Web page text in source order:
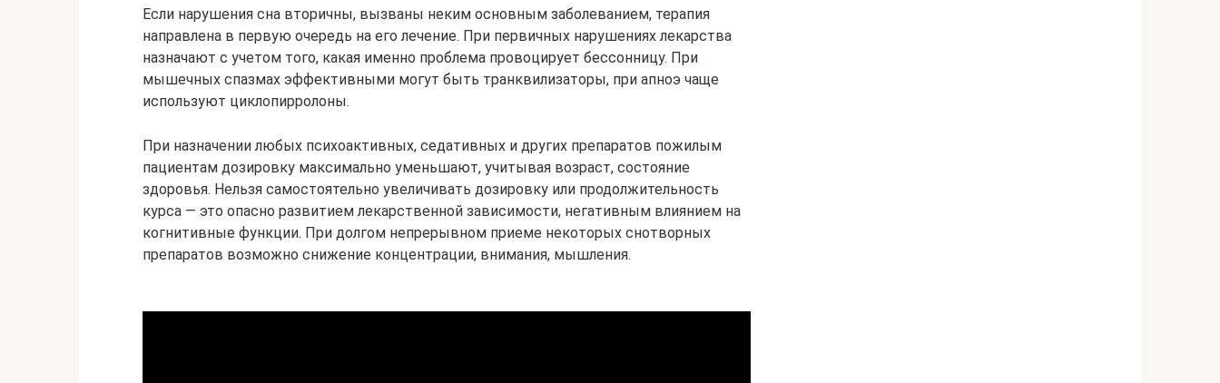
Если нарушения сна вторичны, вызваны неким основным заболеванием, терапия
направлена в первую очередь на его лечение. При первичных нарушениях лекарства
назначают с учетом того, какая именно проблема провоцирует бессонницу. При
мышечных спазмах эффективными могут быть транквилизаторы, при апноэ чаще
используют циклопирролоны.
При назначении любых психоактивных, седативных и других препаратов пожилым
пациентам дозировку максимально уменьшают, учитывая возраст, состояние
здоровья. Нельзя самостоятельно увеличивать дозировку или продолжительность
курса — это опасно развитием лекарственной зависимости, негативным влиянием на
когнитивные функции. При долгом непрерывном приеме некоторых снотворных
препаратов возможно снижение концентрации, внимания, мышления.